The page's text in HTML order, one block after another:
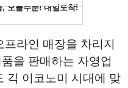
라인 매장을 차리지
을 판매하는 자영업
긱 이코노미 시대에 맞